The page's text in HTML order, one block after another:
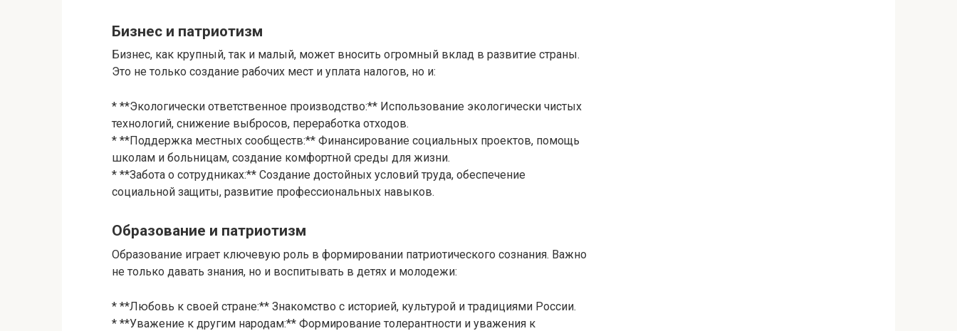
Бизнес и патриотизм
Бизнес, как крупный, так и малый, может вносить огромный вклад в развитие страны.
Это не только создание рабочих мест и уплата налогов, но и:
* **Экологически ответственное производство:** Использование экологически чистых
технологий, снижение выбросов, переработка отходов.
* **Поддержка местных сообществ:** Финансирование социальных проектов, помощь
школам и больницам, создание комфортной среды для жизни.
* **Забота о сотрудниках:** Создание достойных условий труда, обеспечение
социальной защиты, развитие профессиональных навыков.
Образование и патриотизм
Образование играет ключевую роль в формировании патриотического сознания. Важно
не только давать знания, но и воспитывать в детях и молодежи:
* **Любовь к своей стране:** Знакомство с историей, культурой и традициями России.
* **Уважение к другим народам:** Формирование толерантности и уважения к